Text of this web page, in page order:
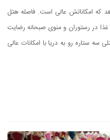
امکاناتش عالی است. فاصله هتل
در رستوران و منوی صبحانه رضایت
ستاره رو به دریا با امکانات عالی